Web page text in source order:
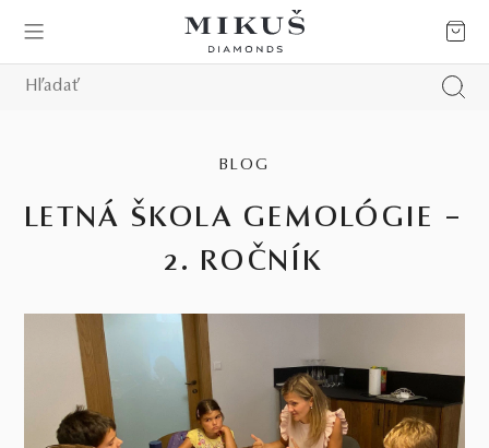
BLOG
LETNÁ ŠKOLA GEMOLÓGIE –
2. ROČNÍK